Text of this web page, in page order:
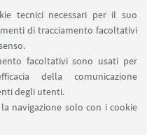
tecnici necessari per il suo
di tracciamento facoltativi
facoltativi sono usati per
della comunicazione
degli utenti.
navigazione solo con i cookie
SU: